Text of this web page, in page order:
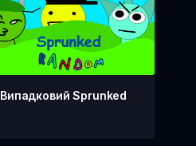
Випадковий Sprunked